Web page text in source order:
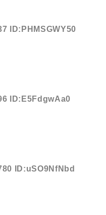
ID:PHMSGWY50
ID:E5FdgwAa0
ID:uSO9NfNbd